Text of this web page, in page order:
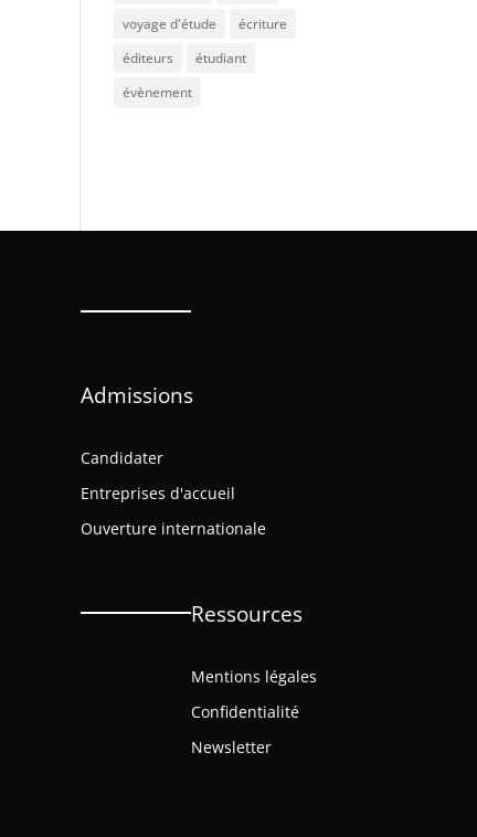
voyage d'étude
écriture
éditeurs
étudiant
évènement
Admissions
Candidater
Entreprises d'accueil
Ouverture internationale
Ressources
Mentions légales
Confidentialité
Newsletter